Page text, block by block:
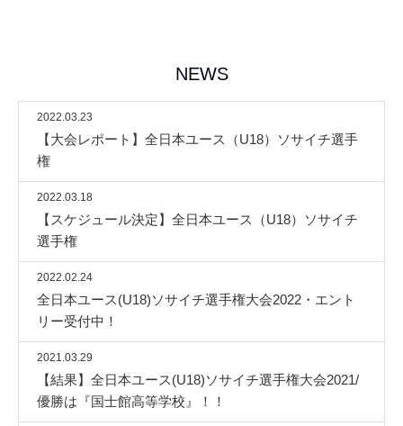
NEWS
2022.03.23
【大会レポート】全日本ユース（U18）ソサイチ選手
権
2022.03.18
【スケジュール決定】全日本ユース（U18）ソサイチ
選手権
2022.02.24
全日本ユース(U18)ソサイチ選手権大会2022・エント
リー受付中！
2021.03.29
【結果】全日本ユース(U18)ソサイチ選手権大会2021/
優勝は『国士館高等学校』！！